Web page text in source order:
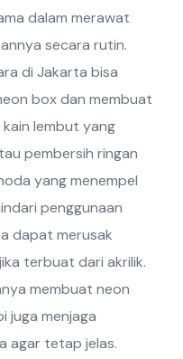
dalam merawat
secara rutin.
di Jakarta bisa
box dan membuat
lembut yang
pembersih ringan
yang menempel
penggunaan
dapat merusak
terbuat dari akrilik.
membuat neon
menjaga
agar tetap jelas.